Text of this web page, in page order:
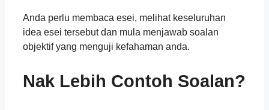
Anda perlu membaca esei, melihat keseluruhan
idea esei tersebut dan mula menjawab soalan
objektif yang menguji kefahaman anda.
Nak Lebih Contoh Soalan?